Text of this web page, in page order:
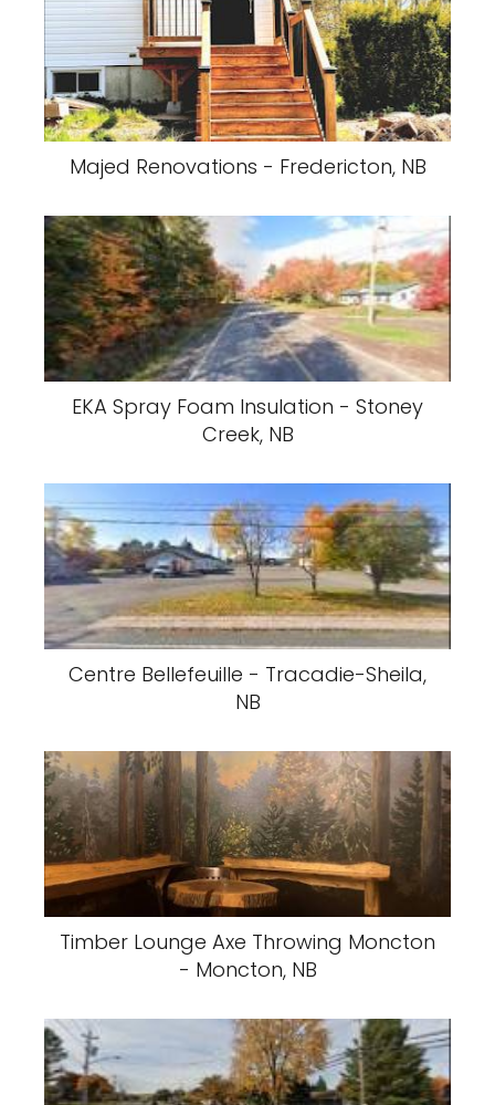
Majed Renovations - Fredericton, NB
EKA Spray Foam Insulation - Stoney
Creek, NB
Centre Bellefeuille - Tracadie-Sheila,
NB
Timber Lounge Axe Throwing Moncton
- Moncton, NB